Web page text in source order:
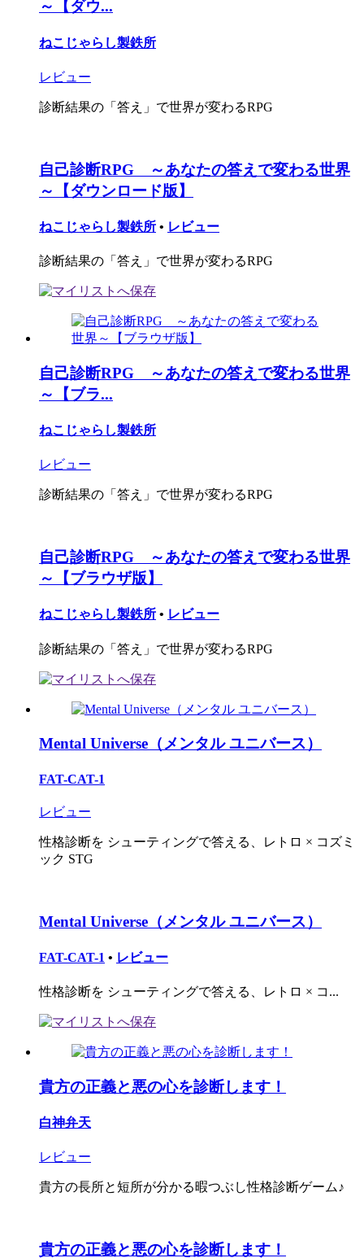
～【ダウ...
ねこじゃらし製鉄所
レビュー
診断結果の「答え」で世界が変わるRPG
自己診断RPG ～あなたの答えで変わる世界
～【ダウンロード版】
ねこじゃらし製鉄所 • レビュー
診断結果の「答え」で世界が変わるRPG
自己診断RPG ～あなたの答えで変わる世界
～【ブラ...
ねこじゃらし製鉄所
レビュー
診断結果の「答え」で世界が変わるRPG
自己診断RPG ～あなたの答えで変わる世界
～【ブラウザ版】
ねこじゃらし製鉄所 • レビュー
診断結果の「答え」で世界が変わるRPG
Mental Universe（メンタル ユニバース）
FAT-CAT-1
レビュー
性格診断を シューティングで答える、レトロ × コズミ
ック STG
Mental Universe（メンタル ユニバース）
FAT-CAT-1 • レビュー
性格診断を シューティングで答える、レトロ × コ...
貴方の正義と悪の心を診断します！
白神弁天
レビュー
貴方の長所と短所が分かる暇つぶし性格診断ゲーム♪
貴方の正義と悪の心を診断します！